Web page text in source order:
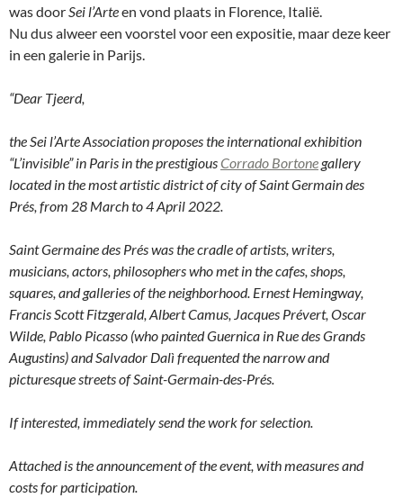
was doorSei l’Arteen vond plaats in Florence, Italië.
Nu dus alweer een voorstel voor een expositie, maar deze keer
in een galerie in Parijs.
“Dear Tjeerd,
the Sei l’Arte Association proposes the international exhibition
“L’invisible” in Paris in the prestigiousCorrado Bortone gallery
located in the most artistic district of city ​​of Saint Germain des
Prés, from 28 March to 4 April 2022.
Saint Germaine des Prés was the cradle of artists, writers,
musicians, actors, philosophers who met in the cafes, shops,
squares, and galleries of the neighborhood. Ernest Hemingway,
Francis Scott Fitzgerald, Albert Camus, Jacques Prévert, Oscar
Wilde, Pablo Picasso (who painted Guernica in Rue des Grands
Augustins) and Salvador Dalì frequented the narrow and
picturesque streets of Saint-Germain-des-Prés.
If interested, immediately send the work for selection.
Attached is the announcement of the event, with measures and
costs for participation.